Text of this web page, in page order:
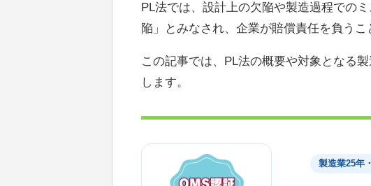
PL法では、設計上の欠陥や製造過程での
陥」とみなされ、企業が賠償責任を負うこ
この記事では、PL法の概要や対象となる
します。
製造業25年